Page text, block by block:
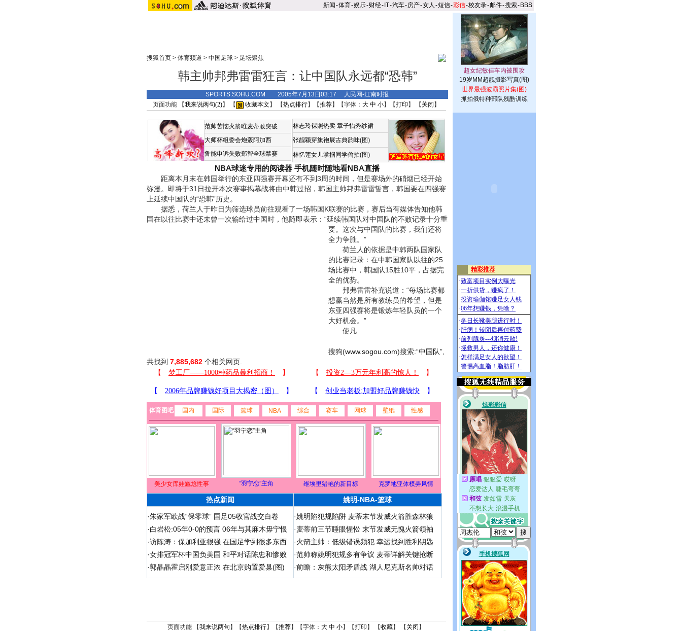
新闻-体育-娱乐-财经- IT-汽车-房产-女人 -短信-彩信-校友录-邮件-搜索- BBS
搜狐首页> 体育频道 > 中国足球> 足坛聚焦
韩主帅邦弗雷雷狂言：让中国队永远都“恐韩”
SPORTS.SOHU.COM 2005年7月13日03:17 人民网-江南时报
页面功能 【我来说两句(2)】 【 收藏本文 】 【热点排行】【推荐】【字体： 大 中 小】【打印 】 【 关闭 】
范帅苦恼火箭唯麦蒂敢突破
大师杯组委会炮轰阿加西
鲁能申诉失败郑智全球禁赛
林志玲裸照热卖 章子怡秀纱裙
张靓颖穿旗袍展古典韵味(图)
林忆莲女儿掌掴同学偷拍(图)
NBA球迷专用的阅读器 手机随时随地看NBA直播
距离本月末在韩国举行的东亚四强赛开幕还有不到3周的时间，但是赛场外的硝烟已经开始
弥漫。即将于31日拉开本次赛事揭幕战将由中韩过招，韩国主帅邦弗雷雷誓言，韩国要在四强赛
上延续中国队的“恐韩”历史。
据悉，荷兰人于昨日为筛选球员前往观看了一场韩国K联赛的比赛，赛后当有媒体告知他韩
国在以往比赛中还未曾一次输给过中国时，他随即表示：“延续韩国队对中国队的不败记录十分重
要。 这次与中国队的比赛，我们还将
全力争胜。”
荷兰人的依据是中韩两队国家队
的比赛记录：在中韩国家队以往的25
场比赛中，韩国队15胜10平，占据完
全的优势。
邦弗雷雷补充说道：“每场比赛都
想赢当然是所有教练员的希望，但是
东亚四强赛将是锻炼年轻队员的一个
大好机会。”
使凡
搜狗(www.sogou.com)搜索:“中国队”,
共找到 7,885,682 个相关网页.
体育图吧 国内 国际 篮球 NBA 综合 赛车 网球 壁纸 性感
美少女库娃尴尬性事 “羽宁恋”主角 维埃里猎艳的新目标 克罗地亚体模弄风情
热点新闻 姚明-NBA-篮球
·朱家军欧战“保零球” 国足05收官战交白卷
·白岩松:05年0-0的预言 06年与其麻木毋宁恨
·访陈涛：保加利亚很强 在国足学到很多东西
·女排冠军杯中国负美国 和平对话陈忠和惨败
·郭晶晶霍启刚爱意正浓 在北京购置爱巢(图)
·姚明陷犯规陷阱 麦蒂末节发威火箭胜森林狼
·麦蒂前三节睡眼惺忪 末节发威无愧火箭领袖
·火箭主帅：低级错误频犯 幸运找到胜利钥匙
·范帅称姚明犯规多有争议 麦蒂详解关键抢断
·前瞻：灰熊太阳矛盾战 湖人尼克斯名帅对话
页面功能 【我来说两句 】【热点排行】【推荐】【字体： 大 中 小】【打印 】 【收藏】 【 关闭 】
19岁MM超靓摄影写真(图)
世界最强波霸照片集(图)
抓拍俄特种部队残酷训练